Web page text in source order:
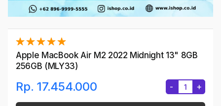
Apple MacBook Air M2 2022 Midnight 13" 8GB
256GB (MLY33)
Rp. 17.454.000 - +